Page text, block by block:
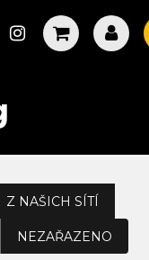
Z NAŠICH SÍTÍ
NEZAŘAZENO